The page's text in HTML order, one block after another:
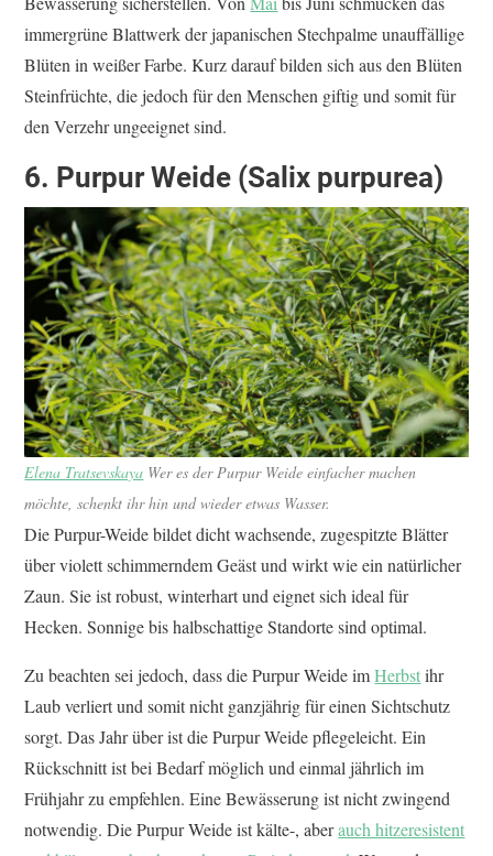
immergrüne Blattwerk der japanischen Stechpalme unauffällige
Blüten in weißer Farbe. Kurz darauf bilden sich aus den Blüten
Steinfrüchte, die jedoch für den Menschen giftig und somit für
den Verzehr ungeeignet sind.
6. Purpur Weide (Salix purpurea)
Elena Tratsevskaya Wer es der Purpur Weide einfacher machen
möchte, schenkt ihr hin und wieder etwas Wasser.
Die Purpur-Weide bildet dicht wachsende, zugespitzte Blätter
über violett schimmerndem Geäst und wirkt wie ein natürlicher
Zaun. Sie ist robust, winterhart und eignet sich ideal für
Hecken. Sonnige bis halbschattige Standorte sind optimal.
Zu beachten sei jedoch, dass die Purpur Weide imHerbstihr
Laub verliert und somit nicht ganzjährig für einen Sichtschutz
sorgt. Das Jahr über ist die Purpur Weide pflegeleicht. Ein
Rückschnitt ist bei Bedarf möglich und einmal jährlich im
Frühjahr zu empfehlen. Eine Bewässerung ist nicht zwingend
notwendig. Die Purpur Weide ist kälte-, aberauch hitzeresistent